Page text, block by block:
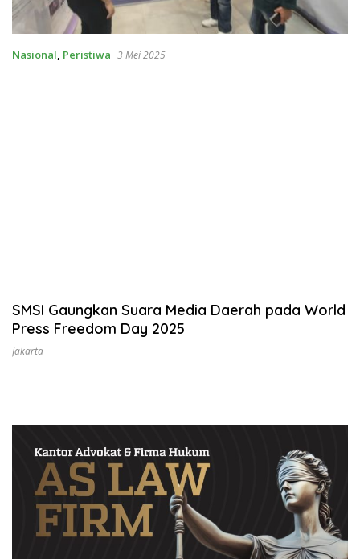
Nasional, Peristiwa 3 Mei 2025
SMSI Gaungkan Suara Media Daerah pada World
Press Freedom Day 2025
Jakarta